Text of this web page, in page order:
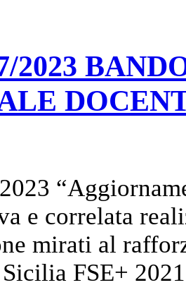
2023
e correlata
mirati al
Sicilia FSE+